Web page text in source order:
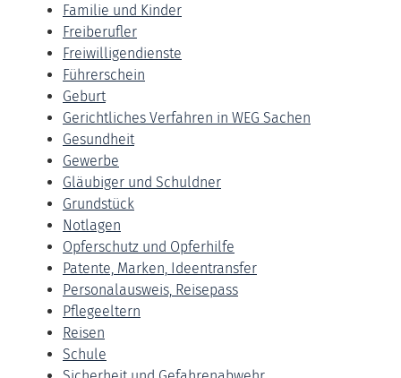
Familie und Kinder
Freiberufler
Freiwilligendienste
Führerschein
Geburt
Gerichtliches Verfahren in WEG Sachen
Gesundheit
Gewerbe
Gläubiger und Schuldner
Grundstück
Notlagen
Opferschutz und Opferhilfe
Patente, Marken, Ideentransfer
Personalausweis, Reisepass
Pflegeeltern
Reisen
Schule